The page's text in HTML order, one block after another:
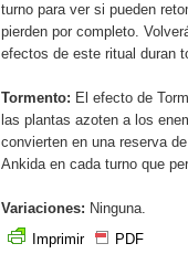
turno para ver si pueden
pierden por completo.
efectos de este ritual duran
Tormento: El efecto de
las plantas azoten a los
convierten en una reserva
Ankida en cada turno que
Variaciones: Ninguna.
Imprimir
PDF